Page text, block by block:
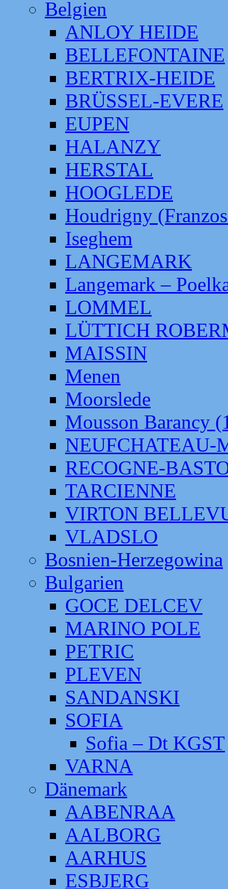
Belgien
ANLOY HEIDE
BELLEFONTAINE
BERTRIX-HEIDE
BRÜSSEL-EVERE
EUPEN
HALANZY
HERSTAL
HOOGLEDE
Houdrigny
Iseghem
LANGEMARK
Langemark –
LOMMEL
LÜTTICH
MAISSIN
Menen
Moorslede
Mousson Barancy
NEUFCHATEAU-
RECOGNE-
TARCIENNE
VIRTON
VLADSLO
Bosnien-Herzegowina
Bulgarien
GOCE DELCEV
MARINO POLE
PETRIC
PLEVEN
SANDANSKI
SOFIA
Sofia – Dt KGST
VARNA
Dänemark
AABENRAA
AALBORG
AARHUS
ESBJERG